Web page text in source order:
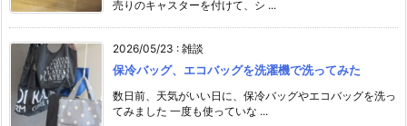
売りのキャスターを付けて、シ ...
2026/05/23 : 雑談
保冷バッグ、エコバッグを洗濯機で洗ってみた
数日前、天気がいい日に、保冷バッグやエコバッグを洗っ
てみました 一度も使っていな ...